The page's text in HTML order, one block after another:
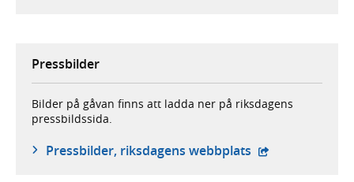
Pressbilder
Bilder på gåvan finns att ladda ner på riksdagens
pressbildssida.
Pressbilder, riksdagens webbplats - extern